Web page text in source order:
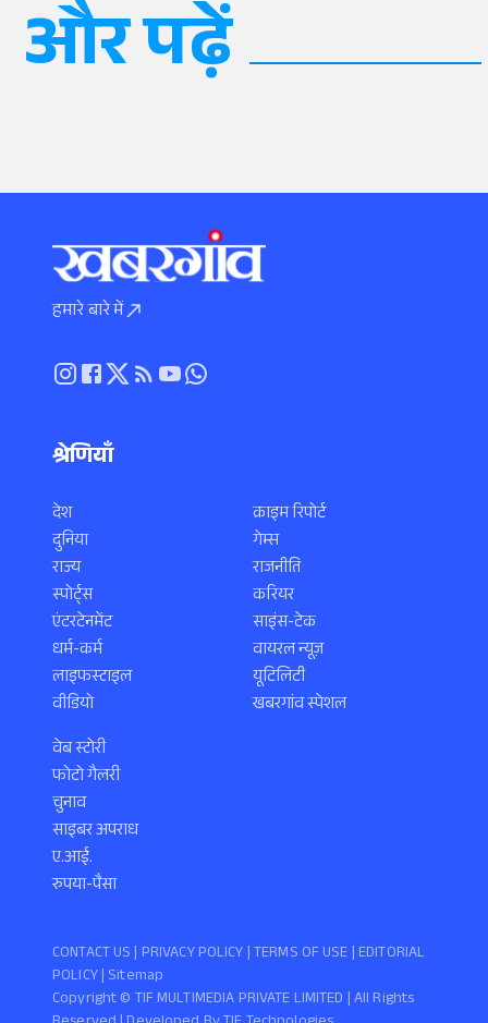
और पढ़ें
हमारे बारे में
श्रेणियाँ
देश
दुनिया
राज्य
स्पोर्ट्स
एंटरटेनमेंट
धर्म-कर्म
लाइफस्टाइल
वीडियो
क्राइम रिपोर्ट
गेम्स
राजनीति
करियर
साइंस-टेक
वायरल न्यूज़
यूटिलिटी
खबरगांव स्पेशल
वेब स्टोरी
फोटो गैलरी
चुनाव
साइबर अपराध
ए.आई.
रुपया-पैसा
Copyright ©️ TIF MULTIMEDIA PRIVATE LIMITED | All Rights
CONTACT US | PRIVACY POLICY |TERMS OF USE | EDITORIAL
POLICY| Sitemap